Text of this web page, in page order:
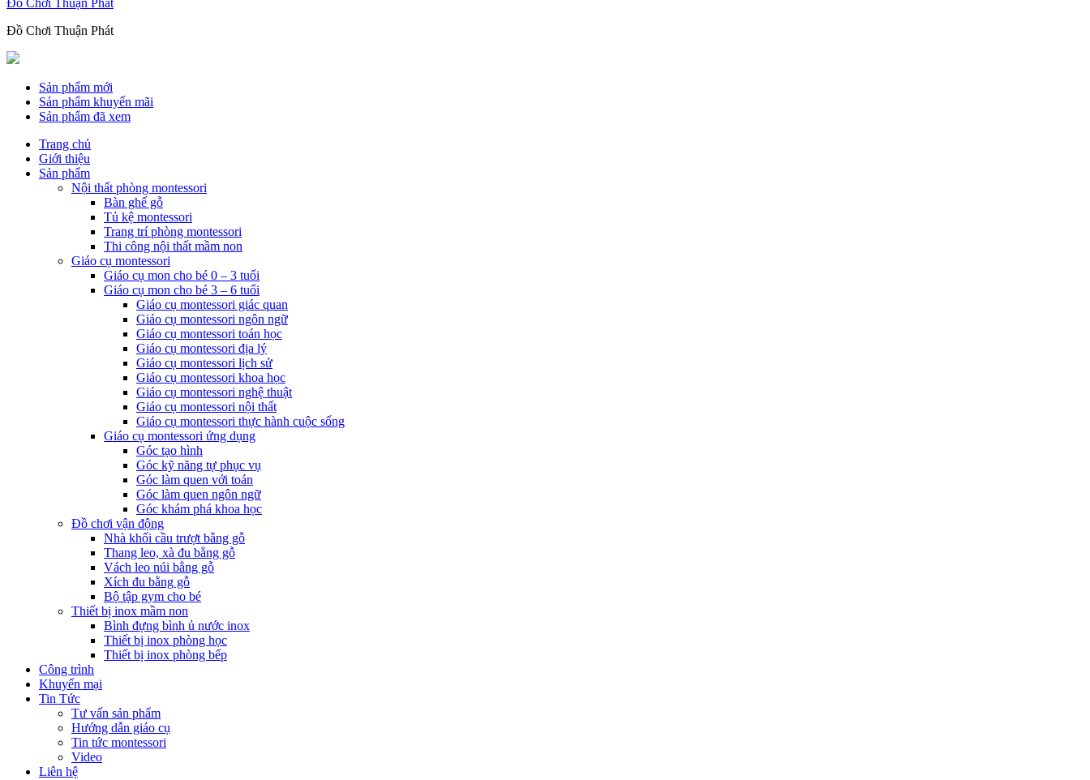
Đồ Chơi Thuận Phát
Đồ Chơi Thuận Phát
Sản phẩm mới
Sản phẩm khuyến mãi
Sản phẩm đã xem
Trang chủ
Giới thiệu
Sản phẩm
Nội thất phòng montessori
Bàn ghế gỗ
Tủ kệ montessori
Trang trí phòng montessori
Thi công nội thất mầm non
Giáo cụ montessori
Giáo cụ mon cho bé 0 – 3 tuổi
Giáo cụ mon cho bé 3 – 6 tuổi
Giáo cụ montessori giác quan
Giáo cụ montessori ngôn ngữ
Giáo cụ montessori toán học
Giáo cụ montessori địa lý
Giáo cụ montessori lịch sử
Giáo cụ montessori khoa học
Giáo cụ montessori nghệ thuật
Giáo cụ montessori nội thất
Giáo cụ montessori thực hành cuộc sống
Giáo cụ montessori ứng dụng
Góc tạo hình
Góc kỹ năng tự phục vụ
Góc làm quen với toán
Góc làm quen ngôn ngữ
Góc khám phá khoa học
Đồ chơi vận động
Nhà khối cầu trượt bằng gỗ
Thang leo, xà đu bằng gỗ
Vách leo núi bằng gỗ
Xích đu bằng gỗ
Bộ tập gym cho bé
Thiết bị inox mầm non
Bình đựng bình ủ nước inox
Thiết bị inox phòng học
Thiết bị inox phòng bếp
Công trình
Khuyến mại
Tin Tức
Tư vấn sản phẩm
Hướng dẫn giáo cụ
Tin tức montessori
Video
Liên hệ